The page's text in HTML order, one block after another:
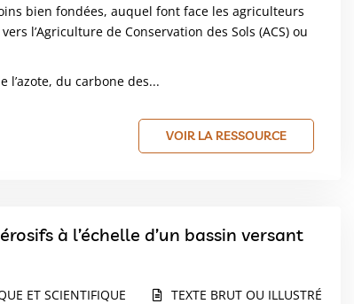
bien fondées, auquel font face les agriculteurs
l’Agriculture de Conservation des Sols (ACS) ou
l’azote, du carbone des...
VOIR LA RESSOURCE
à l’échelle d’un bassin versant
ET SCIENTIFIQUE TEXTE BRUT OU ILLUSTRÉ